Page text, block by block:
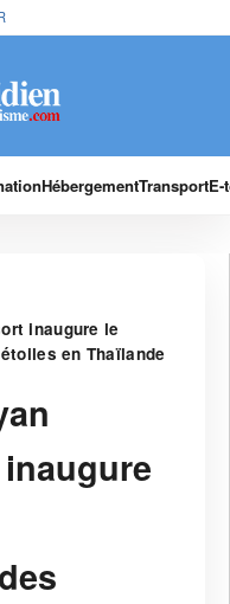
HébergementTransport
inaugure le
en Thaïlande